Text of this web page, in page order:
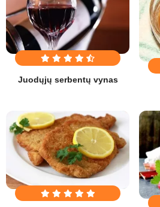
Juodųjų serbentų vynas